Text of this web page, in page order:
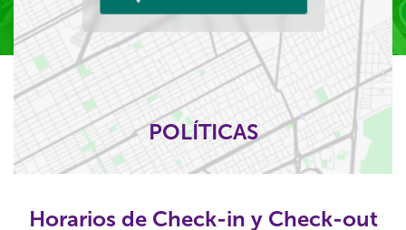
POLÍTICAS
Horarios de Check-in y Check-out